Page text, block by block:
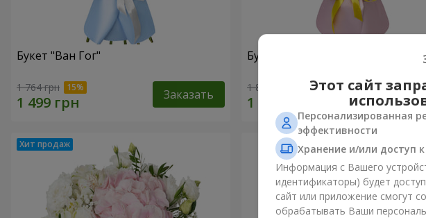
Букет "Ван Гог"
1 764 грн Заказать
Букет "Солнце – это любовь"
1 888 грн
Этот сайт
Персонализированная
эффективности
Хранение и/или доступ
Информация с Вашего
идентификаторы) будет
сайт или приложение смогут
обрабатывать Ваши